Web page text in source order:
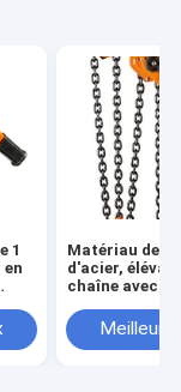
1
en
Matériau de
d'acier,
chaîne avec
m
Meilleur